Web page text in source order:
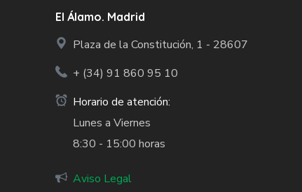
El Álamo. Madrid
Plaza de la Constitución, 1 - 28607
+ (34)91 860 95 10
Horario de atención:
Lunes a Viernes
8:30 - 15:00 horas
Aviso Legal